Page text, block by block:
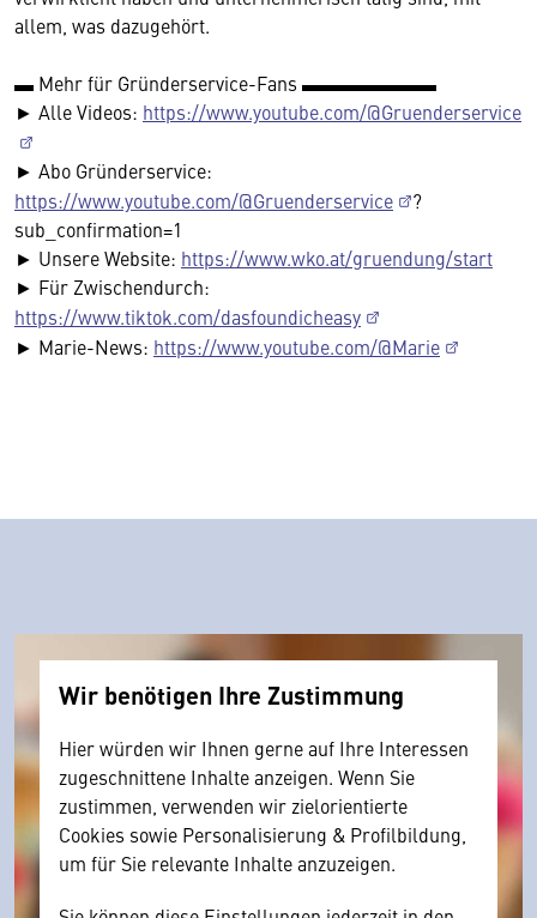
allem, was dazugehört.
▬ Mehr für Gründerservice-Fans ▬▬▬▬▬▬▬
► Alle Videos: https://www.youtube.com/@Gruenderservice
► Abo Gründerservice:
https://www.youtube.com/@Gruenderservice
?
sub_confirmation=1
► Unsere Website: https://www.wko.at/gruendung/start
► Für Zwischendurch:
https://www.tiktok.com/dasfoundicheasy
► Marie-News: https://www.youtube.com/@Marie
Wir benötigen Ihre Zustimmung
Hier würden wir Ihnen gerne auf Ihre Interessen
zugeschnittene Inhalte anzeigen. Wenn Sie
zustimmen, verwenden wir zielorientierte
Cookies sowie Personalisierung & Profilbildung,
um für Sie relevante Inhalte anzuzeigen.